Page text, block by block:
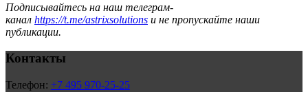
Подписывайтесь на наш телеграм-
канал https://t.me/astrixsolutions и не пропускайте наши
публикации.
Контакты
Телефон: +7 495 970-25-25